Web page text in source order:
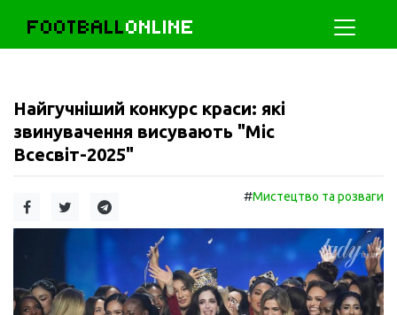
FOOTBALLONLINE
Найгучніший конкурс краси: які
звинувачення висувають "Міс
Всесвіт-2025"
#Мистецтво та розваги